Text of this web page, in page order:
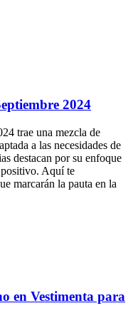
2024
trae una mezcla de
a las necesidades de
destacan por su enfoque
Aquí te
marcarán la pauta en la
en Vestimenta para